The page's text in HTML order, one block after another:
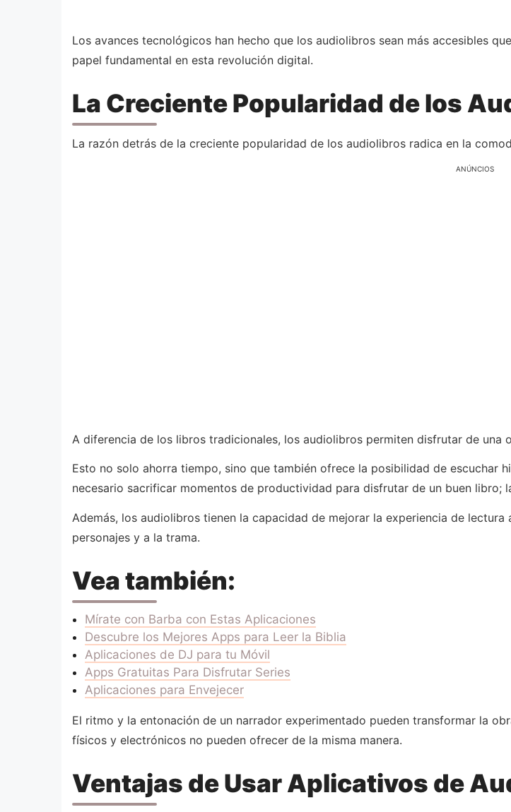
Los avances tecnológicos han hecho que los audiolibros sean más accesibles
papel fundamental en esta revolución digital.
La Creciente Popularidad de los
La razón detrás de la creciente popularidad de los audiolibros radica en la
ANÚNCIOS
A diferencia de los libros tradicionales, los audiolibros permiten disfrutar de una
Esto no solo ahorra tiempo, sino que también ofrece la posibilidad de escuchar
necesario sacrificar momentos de productividad para disfrutar de un buen libro;
Además, los audiolibros tienen la capacidad de mejorar la experiencia de
personajes y a la trama.
Vea también:
Mírate con Barba con Estas Aplicaciones
Descubre los Mejores Apps para Leer la Biblia
Aplicaciones de DJ para tu Móvil
Apps Gratuitas Para Disfrutar Series
Aplicaciones para Envejecer
El ritmo y la entonación de un narrador experimentado pueden transformar la
físicos y electrónicos no pueden ofrecer de la misma manera.
Ventajas de Usar Aplicativos de